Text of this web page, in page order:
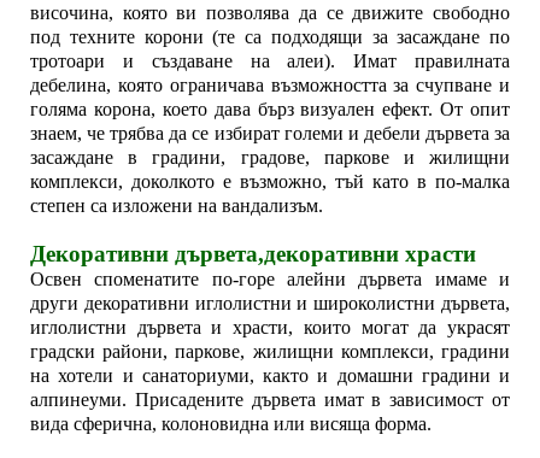
височина, която ви позволява да се движите свободно
под техните корони (те са подходящи за засаждане по
тротоари и създаване на алеи). Имат правилната
дебелина, която ограничава възможността за счупване и
голяма корона, което дава бърз визуален ефект. От опит
знаем, че трябва да се избират големи и дебели дървета за
засаждане в градини, градове, паркове и жилищни
комплекси, доколкото е възможно, тъй като в по-малка
степен са изложени на вандализъм.
Декоративни дървета,декоративни храсти
Освен споменатите по-горе алейни дървета имаме и
други декоративни иглолистни и широколистни дървета,
иглолистни дървета и храсти, които могат да украсят
градски райони, паркове, жилищни комплекси, градини
на хотели и санаториуми, както и домашни градини и
алпинеуми. Присадените дървета имат в зависимост от
вида сферична, колоновидна или висяща форма.